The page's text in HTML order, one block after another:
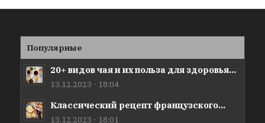
Популярные
20+ видов чая и их польза для здоровья...
13.12.2023 - 18:04
Классический рецепт французского...
13.12.2023 - 18:01